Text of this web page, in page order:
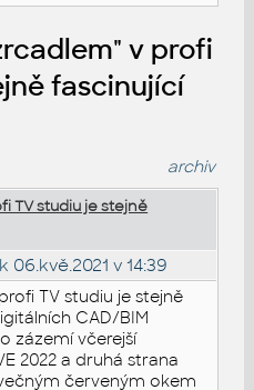
v profi
fascinující
archiv
TV studiu je stejně
06.kvě.2021 v 14:39
TV studiu je stejně
CAD/BIM
zázemí včerejší
2022 a druhá strana
červeným okem